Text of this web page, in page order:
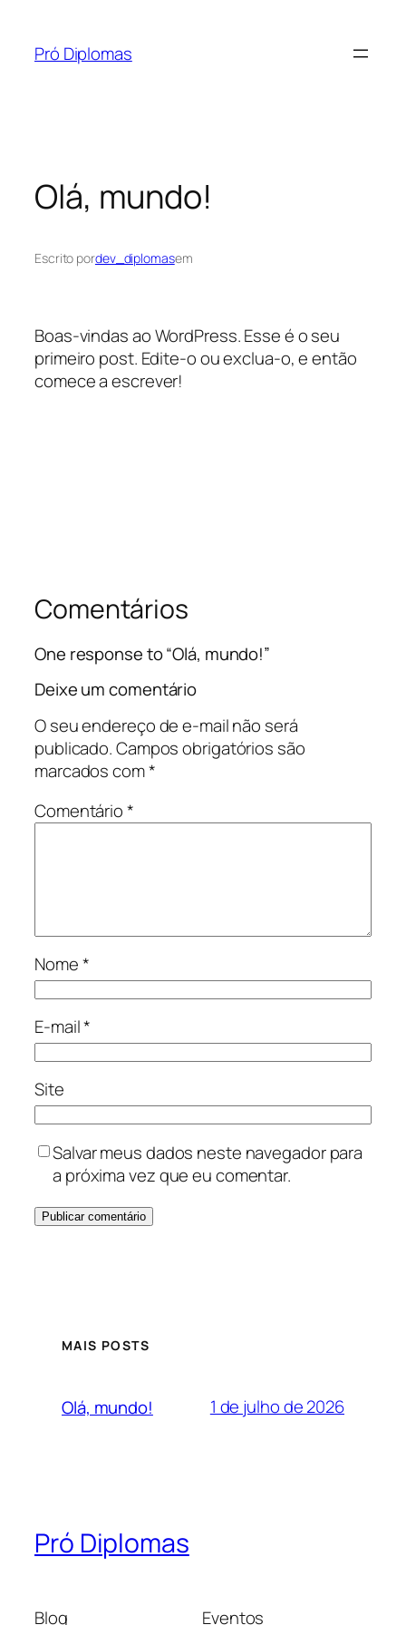
Pró Diplomas
Olá, mundo!
Escrito pordev_diplomasem
Boas-vindas ao WordPress. Esse é o seu
primeiro post. Edite-o ou exclua-o, e então
comece a escrever!
Comentários
One response to “Olá, mundo!”
Deixe um comentário
O seu endereço de e-mail não será
publicado.Campos obrigatórios são
marcados com*
Comentário*
Nome*
E-mail*
Site
Salvar meus dados neste navegador para
a próxima vez que eu comentar.
MAIS POSTS
Olá, mundo! 1 de julho de 2026
Pró Diplomas
Blog Eventos